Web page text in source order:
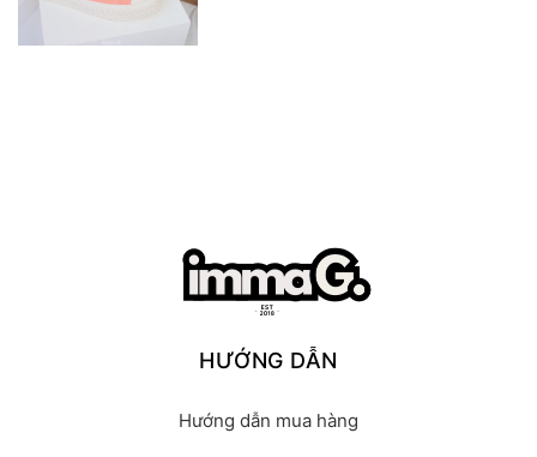
HƯỚNG DẪN
Hướng dẫn mua hàng